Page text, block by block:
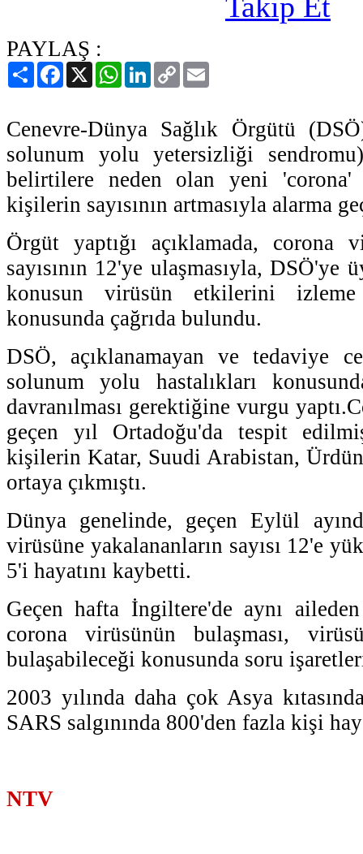
PAYLAŞ :
PaylaşFacebook
X WhatsAppLinkedIn
Copy
Link
Cenevre-Dünya Sağlık Örgütü
solunum yolu yetersizliği sendromu)
belirtilere neden olan yeni 'corona'
kişilerin sayısının artmasıyla alarma
Örgüt yaptığı açıklamada, corona
sayısının 12'ye ulaşmasıyla, DSÖ'ye
konusun virüsün etkilerini
konusunda çağrıda bulundu.
DSÖ, açıklanamayan ve tedaviye
solunum yolu hastalıkları
davranılması gerektiğine vurgu
geçen yıl Ortadoğu'da tespit
kişilerin Katar, Suudi Arabistan,
ortaya çıkmıştı.
Dünya genelinde, geçen Eylül
virüsüne yakalananların sayısı 12'e
5'i hayatını kaybetti.
Geçen hafta İngiltere'de aynı
corona virüsünün bulaşması,
bulaşabileceği konusunda soru
2003 yılında daha çok Asya
SARS salgınında 800'den fazla kişi
NTV